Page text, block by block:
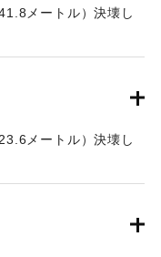
メートル）決壊し
メートル）決壊し